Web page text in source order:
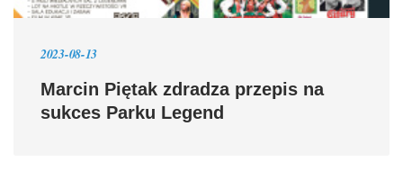
2023-08-13
Marcin Piętak zdradza przepis na
sukces Parku Legend